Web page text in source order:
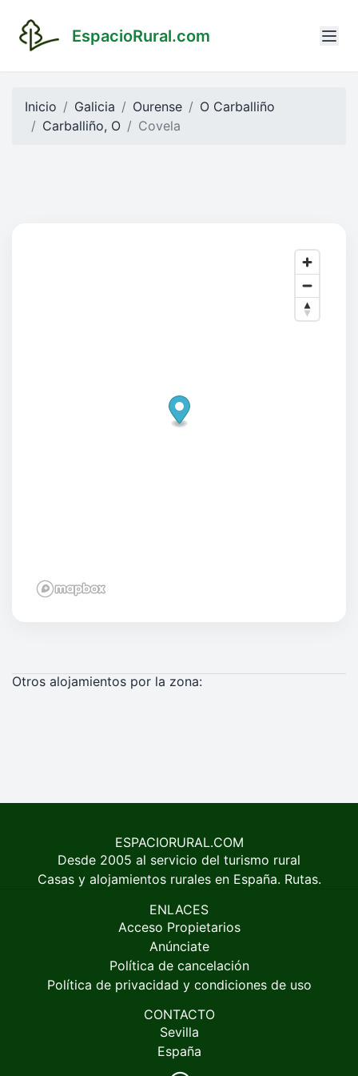
EspacioRural.com
Inicio Galicia Ourense
O Carballiño
Carballiño, O
Covela
Otros alojamientos por la zona:
ESPACIORURAL.COM
Desde 2005 al servicio del turismo rural
Casas y alojamientos rurales en España. Rutas.
ENLACES
Acceso Propietarios
Anúnciate
Política de cancelación
Política de privacidad y condiciones de uso
CONTACTO
Sevilla
España